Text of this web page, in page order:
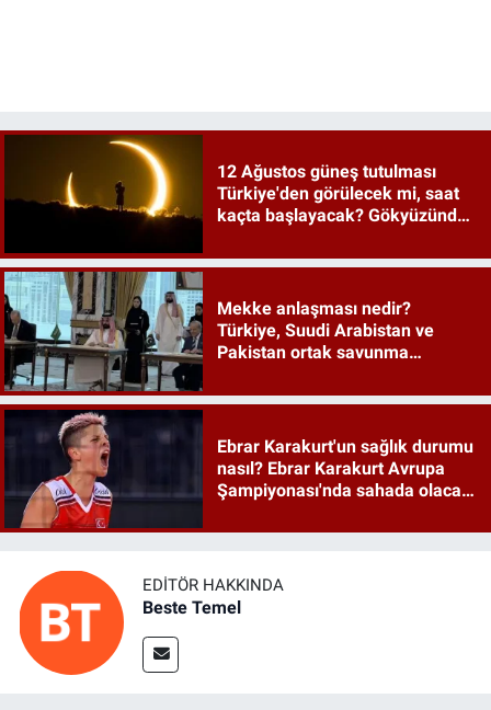
12 Ağustos güneş tutulması
Türkiye'den görülecek mi, saat
kaçta başlayacak? Gökyüzünde
Mekke anlaşması nedir?
Türkiye, Suudi Arabistan ve
Pakistan ortak savunma
Ebrar Karakurt'un sağlık durumu
nasıl? Ebrar Karakurt Avrupa
Şampiyonası'nda sahada olacak
EDITÖR HAKKINDA
Beste Temel